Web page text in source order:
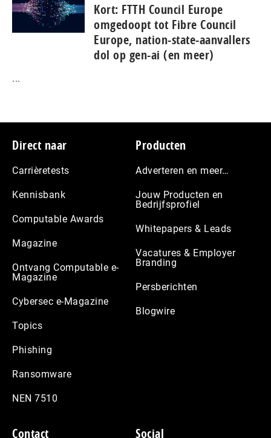
Kort: FTTH Council Europe
omgedoopt tot Fibre Council
Europe, nation-state-aanvallers
dol op gen-ai (en meer)
...
Footer
Direct naar
Carrièretests
Kennisbank
Computable Awards
Magazine
Ontvang Computable e-
Magazine
Cybersec e-Magazine
Topics
Phishing
Ransomware
NEN 7510
Producten
Adverteren en meer…
Jouw Producten en
Bedrijfsprofiel
Whitepapers & Leads
Vacatures & Employer
Branding
Persberichten
Blogwire
Contact Social